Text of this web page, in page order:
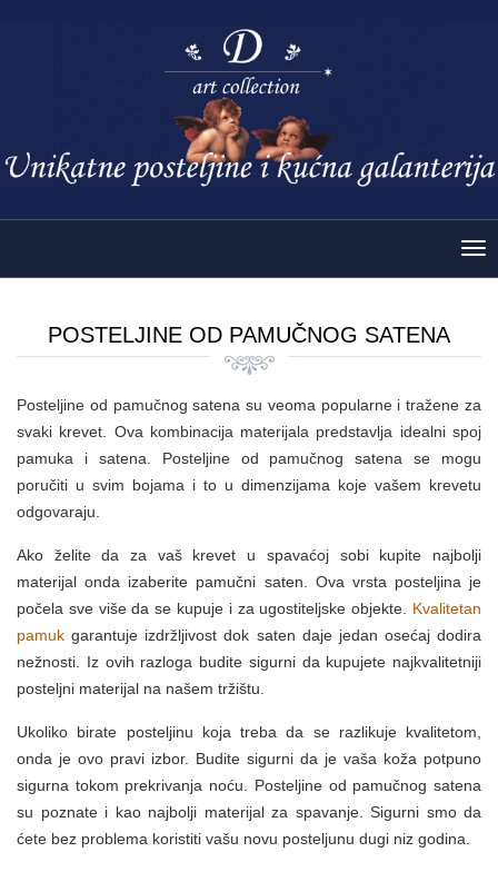
POSTELJINE OD PAMUČNOG SATENA
Posteljine od pamučnog satena su veoma popularne i tražene za
svaki krevet. Ova kombinacija materijala predstavlja idealni spoj
pamuka i satena. Posteljine od pamučnog satena se mogu
poručiti u svim bojama i to u dimenzijama koje vašem krevetu
odgovaraju.
Ako želite da za vaš krevet u spavaćoj sobi kupite najbolji
materijal onda izaberite pamučni saten. Ova vrsta posteljina je
počela sve više da se kupuje i za ugostiteljske objekte. Kvalitetan
pamuk garantuje izdržljivost dok saten daje jedan osećaj dodira
nežnosti. Iz ovih razloga budite sigurni da kupujete najkvalitetniji
posteljni materijal na našem tržištu.
Ukoliko birate posteljinu koja treba da se razlikuje kvalitetom,
onda je ovo pravi izbor. Budite sigurni da je vaša koža potpuno
sigurna tokom prekrivanja noću. Posteljine od pamučnog satena
su poznate i kao najbolji materijal za spavanje. Sigurni smo da
ćete bez problema koristiti vašu novu posteljunu dugi niz godina.